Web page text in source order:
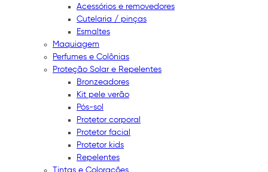
Acessórios e removedores
Cutelaria / pinças
Esmaltes
Maquiagem
Perfumes e Colônias
Proteção Solar e Repelentes
Bronzeadores
Kit pele verão
Pós-sol
Protetor corporal
Protetor facial
Protetor kids
Repelentes
Tintas e Colorações